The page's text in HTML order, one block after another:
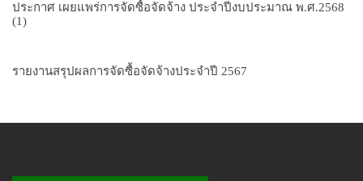
ประกาศ เผยแพร่การจัดซื้อจัดจ้าง ประจำปีงบประมาณ พ.ศ.2568
(1)
รายงานสรุปผลการจัดซื้อจัดจ้างประจำปี 2567